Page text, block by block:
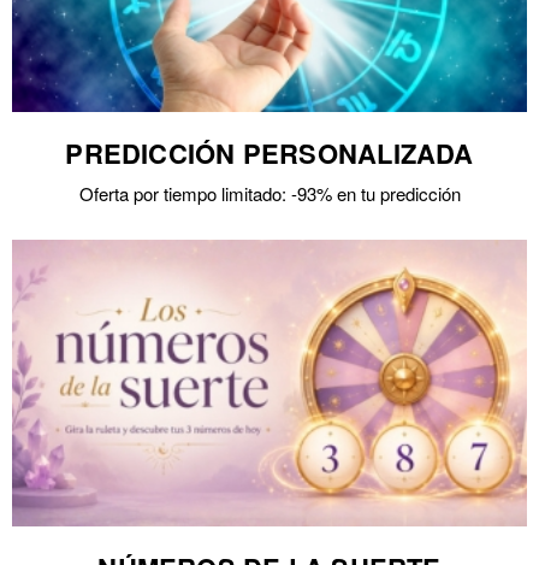
PREDICCIÓN PERSONALIZADA
Oferta por tiempo limitado: -93% en tu predicción